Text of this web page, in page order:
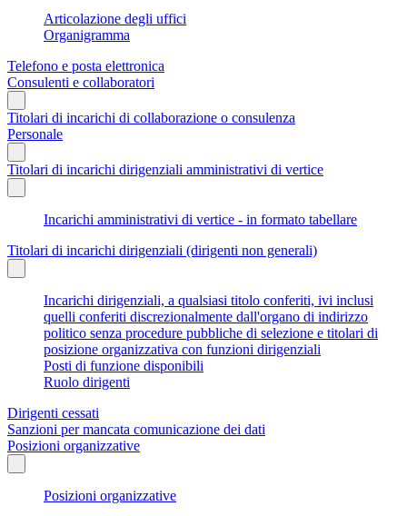
Articolazione degli uffici
Organigramma
Telefono e posta elettronica
Consulenti e collaboratori
Titolari di incarichi di collaborazione o consulenza
Personale
Titolari di incarichi dirigenziali amministrativi di vertice
Incarichi amministrativi di vertice - in formato tabellare
Titolari di incarichi dirigenziali (dirigenti non generali)
Incarichi dirigenziali, a qualsiasi titolo conferiti, ivi inclusi
quelli conferiti discrezionalmente dall'organo di indirizzo
politico senza procedure pubbliche di selezione e titolari di
posizione organizzativa con funzioni dirigenziali
Posti di funzione disponibili
Ruolo dirigenti
Dirigenti cessati
Sanzioni per mancata comunicazione dei dati
Posizioni organizzative
Posizioni organizzative